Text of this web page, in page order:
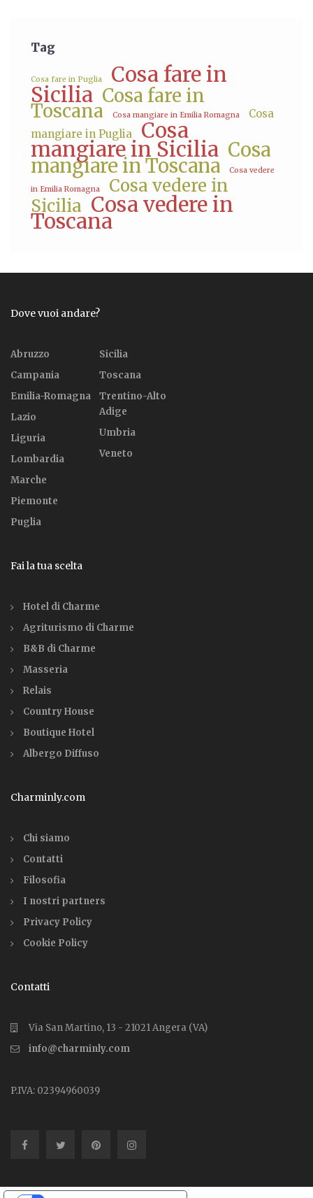
Tag
Cosa fare in Puglia Cosa fare in
Sicilia Cosa fare in
Toscana Cosa mangiare in Emilia Romagna
Cosa
mangiare in Puglia
Cosa
mangiare in Sicilia Cosa
mangiare in Toscana Cosa vedere
in Emilia Romagna
Cosa vedere in
Sicilia Cosa vedere in
Toscana
Dove vuoi andare?
Abruzzo
Campania
Emilia-Romagna
Lazio
Liguria
Lombardia
Marche
Piemonte
Puglia
Sicilia
Toscana
Trentino-Alto
Adige
Umbria
Veneto
Fai la tua scelta
Hotel di Charme
Agriturismo di Charme
B&B di Charme
Masseria
Relais
Country House
Boutique Hotel
Albergo Diffuso
Charminly.com
Chi siamo
Contatti
Filosofia
I nostri partners
Privacy Policy
Cookie Policy
Contatti
Via San Martino, 13 - 21021 Angera (VA)
info@charminly.com
P.IVA: 02394960039